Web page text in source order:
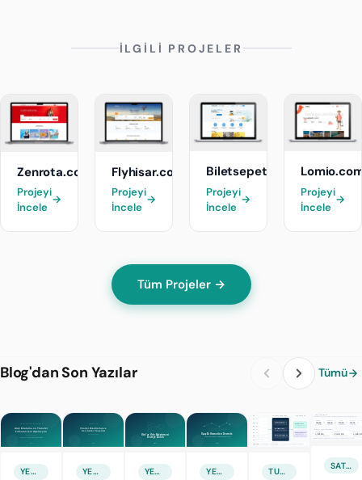
İLGİLİ PROJELER
Zenrota.com
Projeyi
İncele
→
Flyhisar.com
Projeyi
İncele
→
Biletsepeti.com
Projeyi
İncele
→
Projeyi
İncele
→
Tüm Projeler →
Blog'dan Son Yazılar Tümü
YENI ÖZELLIK YENI ÖZELLIK YENI ÖZELLIK YENI ÖZELLIK TURIZM TEKNOLOJILERI
SATIŞ & PAZARLAMA